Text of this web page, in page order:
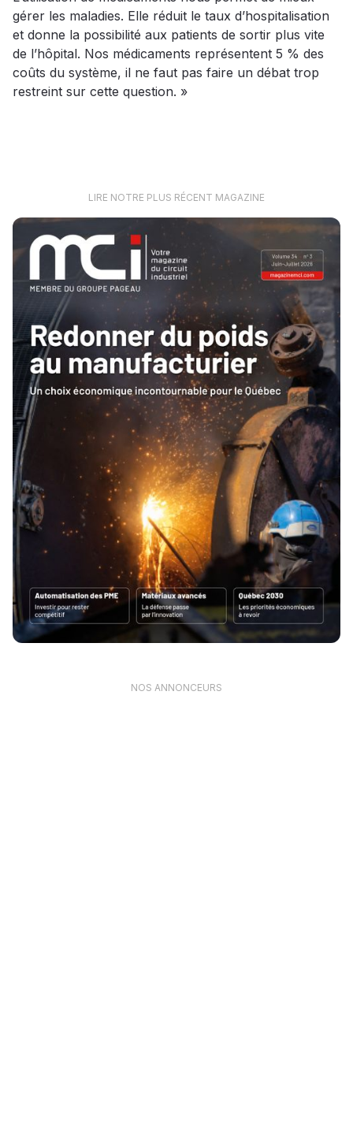
gérer les maladies. Elle réduit le taux d’hospitalisation
et donne la possibilité aux patients de sortir plus vite
de l’hôpital. Nos médicaments représentent 5 % des
coûts du système, il ne faut pas faire un débat trop
restreint sur cette question. »
LIRE NOTRE PLUS RÉCENT MAGAZINE
NOS ANNONCEURS